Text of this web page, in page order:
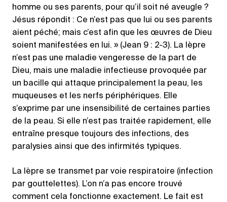
homme ou ses parents, pour qu’il soit né aveugle ?
Jésus répondit : Ce n’est pas que lui ou ses parents
aient péché; mais c’est afin que les œuvres de Dieu
soient manifestées en lui. » (Jean 9 : 2-3). La lèpre
n’est pas une maladie vengeresse de la part de
Dieu, mais une maladie infectieuse provoquée par
un bacille qui attaque principalement la peau, les
muqueuses et les nerfs périphériques. Elle
s’exprime par une insensibilité de certaines parties
de la peau. Si elle n’est pas traitée rapidement, elle
entraîne presque toujours des infections, des
paralysies ainsi que des infirmités typiques.
La lèpre se transmet par voie respiratoire (infection
par gouttelettes). L’on n’a pas encore trouvé
comment cela fonctionne exactement. Le fait est